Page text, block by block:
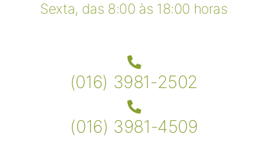
Sexta, das 8:00 às 18:00 horas
(016) 3981-2502
(016) 3981-4509